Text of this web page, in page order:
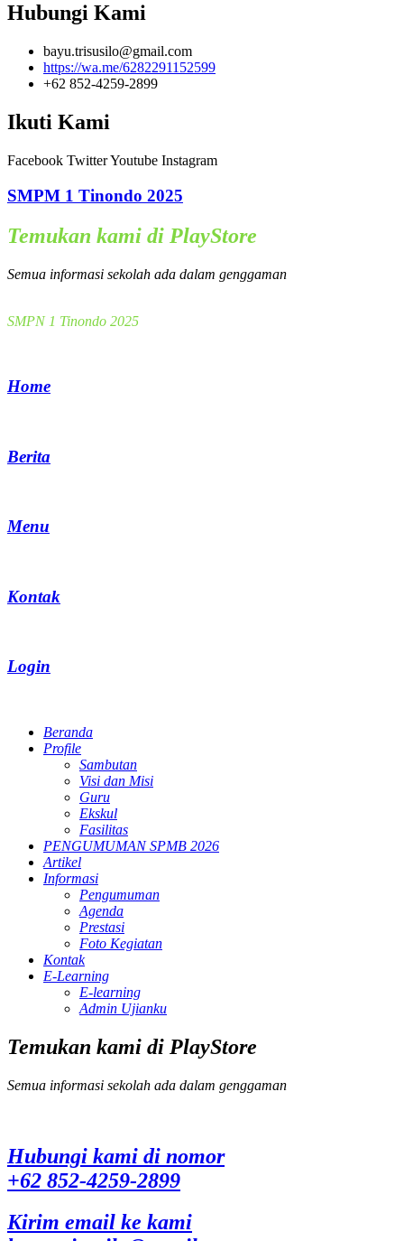
Hubungi Kami
bayu.trisusilo@gmail.com
https://wa.me/6282291152599
+62 852-4259-2899
Ikuti Kami
Facebook TwitterYoutube Instagram
SMPM 1 Tinondo 2025
Temukan kami di PlayStore
Semua informasi sekolah ada dalam genggaman
SMPN 1 Tinondo 2025
Home
Berita
Menu
Kontak
Login
Beranda
Profile
Sambutan
Visi dan Misi
Guru
Ekskul
Fasilitas
PENGUMUMAN SPMB 2026
Artikel
Informasi
Pengumuman
Agenda
Prestasi
Foto Kegiatan
Kontak
E-Learning
E-learning
Admin Ujianku
Temukan kami di PlayStore
Semua informasi sekolah ada dalam genggaman
Hubungi kami di nomor
+62 852-4259-2899
Kirim email ke kami